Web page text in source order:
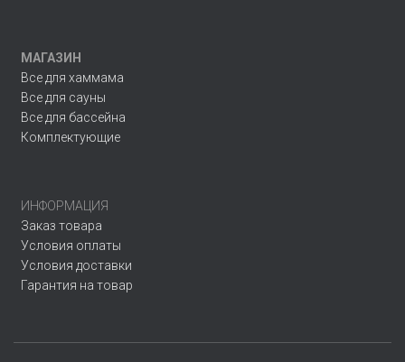
МАГАЗИН
Все для хаммама
Все для сауны
Все для бассейна
Комплектующие
ИНФОРМАЦИЯ
Заказ товара
Условия оплаты
Условия доставки
Гарантия на товар